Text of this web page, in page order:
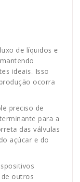
de líquidos e
ideais. Isso
ocorra
preciso de
para a
das válvulas
açúcar e do
outros